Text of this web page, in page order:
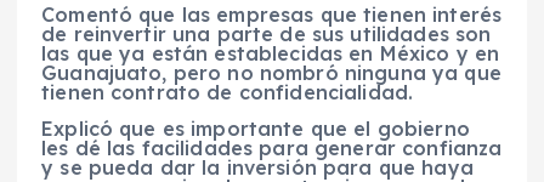
Comentó que las empresas que tienen interés
de reinvertir una parte de sus utilidades son
las que ya están establecidas en México y en
Guanajuato, pero no nombró ninguna ya que
tienen contrato de confidencialidad.
Explicó que es importante que el gobierno
les dé las facilidades para generar confianza
y se pueda dar la inversión para que haya